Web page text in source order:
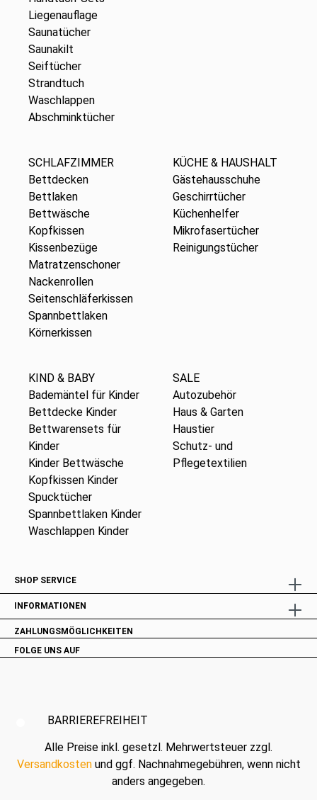
Liegenauflage
Saunatücher
Saunakilt
Seiftücher
Strandtuch
Waschlappen
Abschminktücher
SCHLAFZIMMER
Bettdecken
Bettlaken
Bettwäsche
Kopfkissen
Kissenbezüge
Matratzenschoner
Nackenrollen
Seitenschläferkissen
Spannbettlaken
Körnerkissen
KÜCHE & HAUSHALT
Gästehausschuhe
Geschirrtücher
Küchenhelfer
Mikrofasertücher
Reinigungstücher
KIND & BABY
Bademäntel für Kinder
Bettdecke Kinder
Bettwarensets für
Kinder
Kinder Bettwäsche
Kopfkissen Kinder
Spucktücher
Spannbettlaken Kinder
Waschlappen Kinder
SALE
Autozubehör
Haus & Garten
Haustier
Schutz- und
Pflegetextilien
SHOP SERVICE
INFORMATIONEN
ZAHLUNGSMÖGLICHKEITEN
FOLGE UNS AUF
BARRIEREFREIHEIT
Alle Preise inkl. gesetzl. Mehrwertsteuer zzgl.
Versandkostenund ggf. Nachnahmegebühren, wenn nicht
anders angegeben.